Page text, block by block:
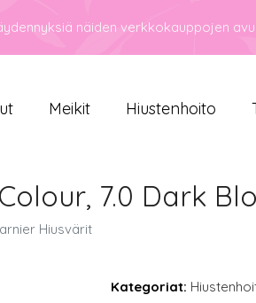
näiden verkkokauppojen
Meikit Hiustenhoito
7.0 Dark
Hiusvärit
Kategoriat: